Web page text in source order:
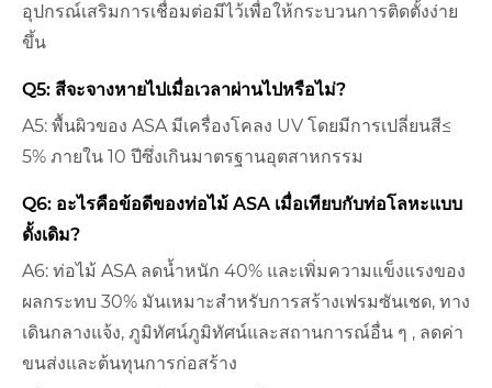
อุปกรณ์เสริมการเชื่อมต่อมีไว้เพื่อให้กระบวนการติดตั้งง่าย
ขึ้น
Q5: สีจะจางหายไปเมื่อเวลาผ่านไปหรือไม่?
A5: พื้นผิวของ ASA มีเครื่องโคลง UV โดยมีการเปลี่ยนสี≤
5% ภายใน 10 ปีซึ่งเกินมาตรฐานอุตสาหกรรม
Q6: อะไรคือข้อดีของท่อไม้ ASA เมื่อเทียบกับท่อโลหะแบบ
ดั้งเดิม?
A6: ท่อไม้ ASA ลดน้ำหนัก 40% และเพิ่มความแข็งแรงของ
ผลกระทบ 30% มันเหมาะสำหรับการสร้างเฟรมซันเชด, ทาง
เดินกลางแจ้ง, ภูมิทัศน์ภูมิทัศน์และสถานการณ์อื่น ๆ , ลดค่า
ขนส่งและต้นทุนการก่อสร้าง